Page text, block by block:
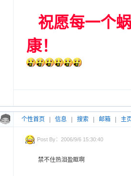
祝愿每一个
康！
个性首页 信息 搜索 邮箱 主
Post By：2006/9/6 15:30:40
禁不住热泪盈眶啊